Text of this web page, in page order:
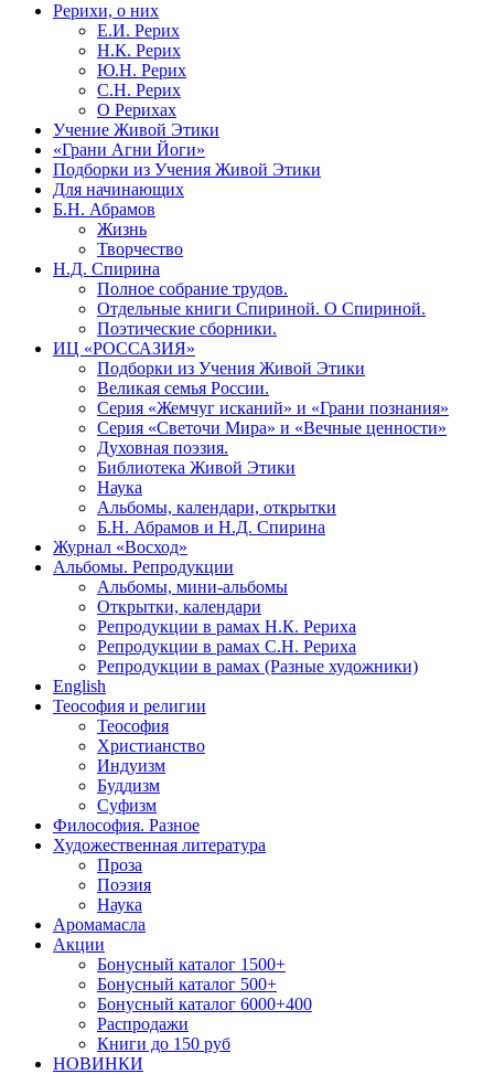
Рерихи, о них
Е.И. Рерих
Н.К. Рерих
Ю.Н. Рерих
С.Н. Рерих
О Рерихах
Учение Живой Этики
«Грани Агни Йоги»
Подборки из Учения Живой Этики
Для начинающих
Б.Н. Абрамов
Жизнь
Творчество
Н.Д. Спирина
Полное собрание трудов.
Отдельные книги Спириной. О Спириной.
Поэтические сборники.
ИЦ «РОССАЗИЯ»
Подборки из Учения Живой Этики
Великая семья России.
Серия «Жемчуг исканий» и «Грани познания»
Серия «Светочи Мира» и «Вечные ценности»
Духовная поэзия.
Библиотека Живой Этики
Наука
Альбомы, календари, открытки
Б.Н. Абрамов и Н.Д. Спирина
Журнал «Восход»
Альбомы. Репродукции
Альбомы, мини-альбомы
Открытки, календари
Репродукции в рамах Н.К. Рериха
Репродукции в рамах С.Н. Рериха
Репродукции в рамах (Разные художники)
English
Теософия и религии
Теософия
Христианство
Индуизм
Буддизм
Суфизм
Философия. Разное
Художественная литература
Проза
Поэзия
Наука
Аромамасла
Акции
Бонусный каталог 1500+
Бонусный каталог 500+
Бонусный каталог 6000+400
Распродажи
Книги до 150 руб
НОВИНКИ